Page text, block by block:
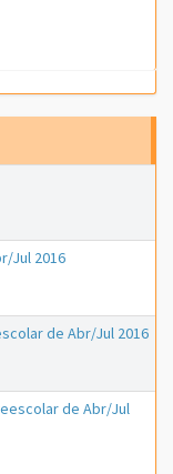
Jul 2016
de Abr/Jul 2016
de Abr/Jul